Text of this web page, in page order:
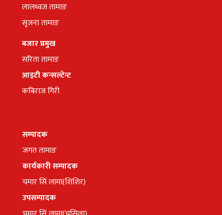
लालध्वज तामाङ
सृजना तामाङ
बजार प्रमुख
सरिता तामाङ
आइटी कन्सल्टेन्ट
कबिराज गिरी
सम्पादक
जगत तामाङ
कार्यकारी सम्पादक
चमार सिं लामा(शिशिर)
उपसम्पादक